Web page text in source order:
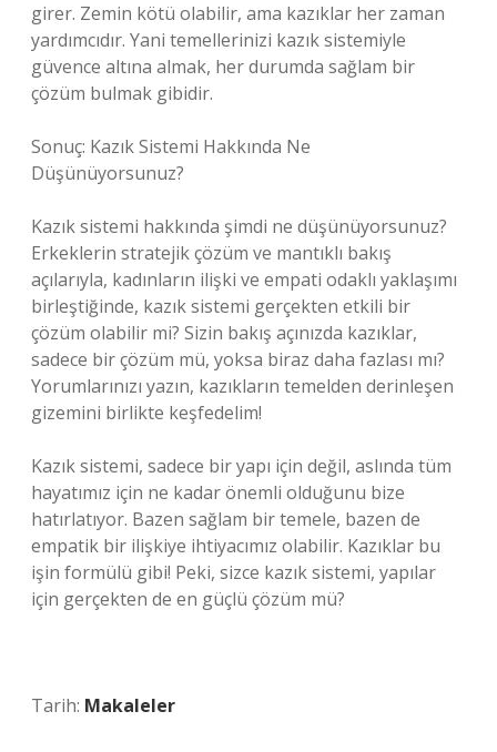
girer. Zemin kötü olabilir, ama kazıklar her zaman
yardımcıdır. Yani temellerinizi kazık sistemiyle
güvence altına almak, her durumda sağlam bir
çözüm bulmak gibidir.
Sonuç: Kazık Sistemi Hakkında Ne
Düşünüyorsunuz?
Kazık sistemi hakkında şimdi ne düşünüyorsunuz?
Erkeklerin stratejik çözüm ve mantıklı bakış
açılarıyla, kadınların ilişki ve empati odaklı yaklaşımı
birleştiğinde, kazık sistemi gerçekten etkili bir
çözüm olabilir mi? Sizin bakış açınızda kazıklar,
sadece bir çözüm mü, yoksa biraz daha fazlası mı?
Yorumlarınızı yazın, kazıkların temelden derinleşen
gizemini birlikte keşfedelim!
Kazık sistemi, sadece bir yapı için değil, aslında tüm
hayatımız için ne kadar önemli olduğunu bize
hatırlatıyor. Bazen sağlam bir temele, bazen de
empatik bir ilişkiye ihtiyacımız olabilir. Kazıklar bu
işin formülü gibi! Peki, sizce kazık sistemi, yapılar
için gerçekten de en güçlü çözüm mü?
Tarih: Makaleler